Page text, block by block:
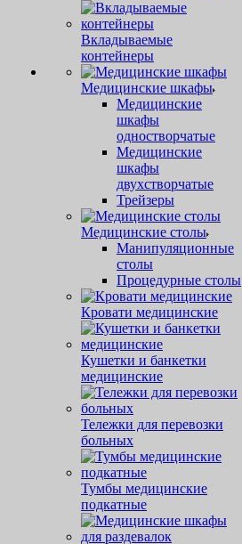
Вкладываемые
контейнеры
Медицинские шкафы
Медицинские
шкафы
одностворчатые
Медицинские
шкафы
двухстворчатые
Трейзеры
Медицинские столы
Манипуляционные
столы
Процедурные столы
Кровати медицинские
Кушетки и банкетки
медицинские
Тележки для перевозки
больных
Тумбы медицинские
подкатные